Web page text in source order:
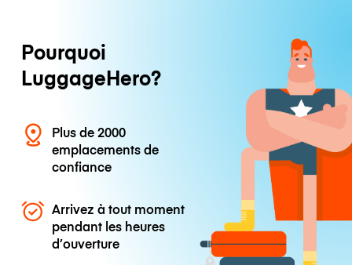
Pourquoi
LuggageHero?
Plus de 2000
emplacements de
confiance
Arrivez à tout moment
pendant les heures
d’ouverture